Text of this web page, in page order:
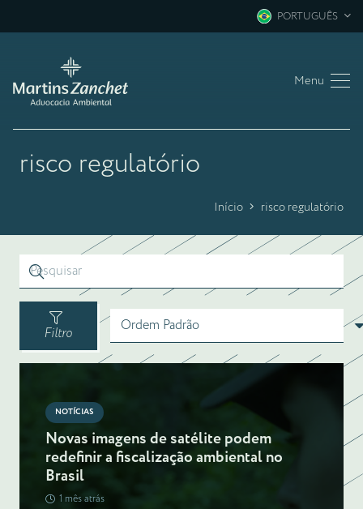
PORTUGUÊS
Menu
risco regulatório
Início risco regulatório
Filtro
NOTÍCIAS
Novas imagens de satélite podem
redefinir a fiscalização ambiental no
Brasil
1 mês atrás